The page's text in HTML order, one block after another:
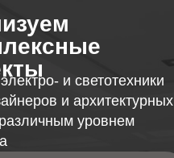
и светотехники
и архитектурных
уровнем